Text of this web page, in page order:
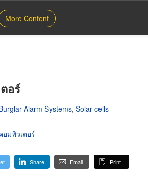
More Content
อร์
Alarm Systems, Solar cells
มพิวเตอร์
Share Email Print